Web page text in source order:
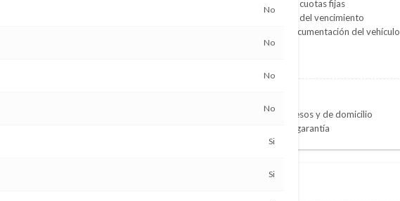
No
No
No
No
Si
Si
Slado financiable hasta en 36 cuotas fijas
Posibilidad de cancelar antes del vencimiento
Posibilidad de financiar la Documentación del vehículo
Presentar constancia de ingresos y de domicilio
Presentar a otra persona de garantía